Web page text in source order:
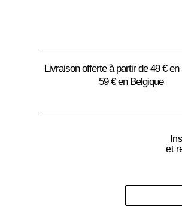
Livraison offerte à partir de 49 €
59 € en Belgique
et